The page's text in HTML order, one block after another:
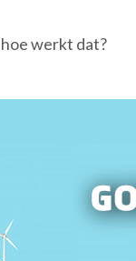
werkt dat?